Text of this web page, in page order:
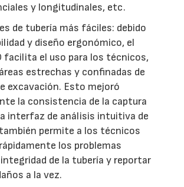
y longitudinales, etc.
de tubería más fáciles: debido
y diseño ergonómico, el
facilita el uso para los técnicos,
estrechas y confinadas de
excavación. Esto mejoró
la consistencia de la captura
interfaz de análisis intuitiva de
permite a los técnicos
los problemas
de la tubería y reportar
a la vez.